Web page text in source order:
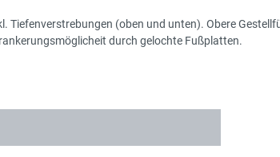
Tiefenverstrebungen (oben und unten). Obere
durch gelochte Fußplatten.